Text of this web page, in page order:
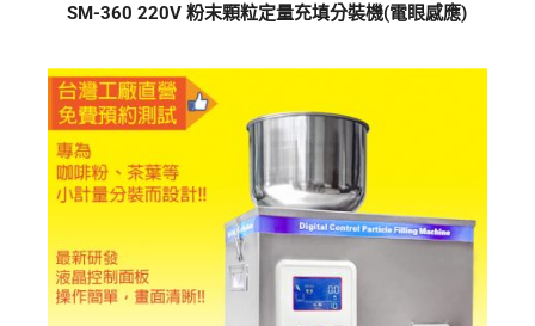
SM-360 220V 粉末顆粒定量充填分裝機(電眼感應)